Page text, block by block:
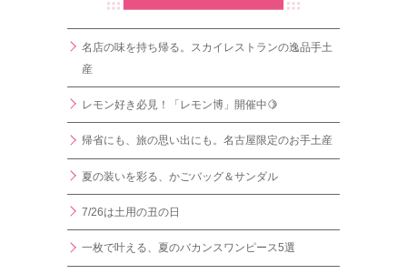
名店の味を持ち帰る。スカイレストランの逸品手土
産
レモン好き必見！「レモン博」開催中🍋
帰省にも、旅の思い出にも。名古屋限定のお手土産
夏の装いを彩る、かごバッグ＆サンダル
7/26は土用の丑の日
一枚で叶える、夏のバカンスワンピース5選